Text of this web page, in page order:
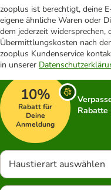
zooplus ist berechtigt, deine
eigene ähnliche Waren oder
dem jederzeit widersprechen,
Übermittlungskosten nach
zooplus Kundenservice
in unserer
10%
Rabatt für
Deine
Anmeldung
Rabatte
Haustierart auswählen